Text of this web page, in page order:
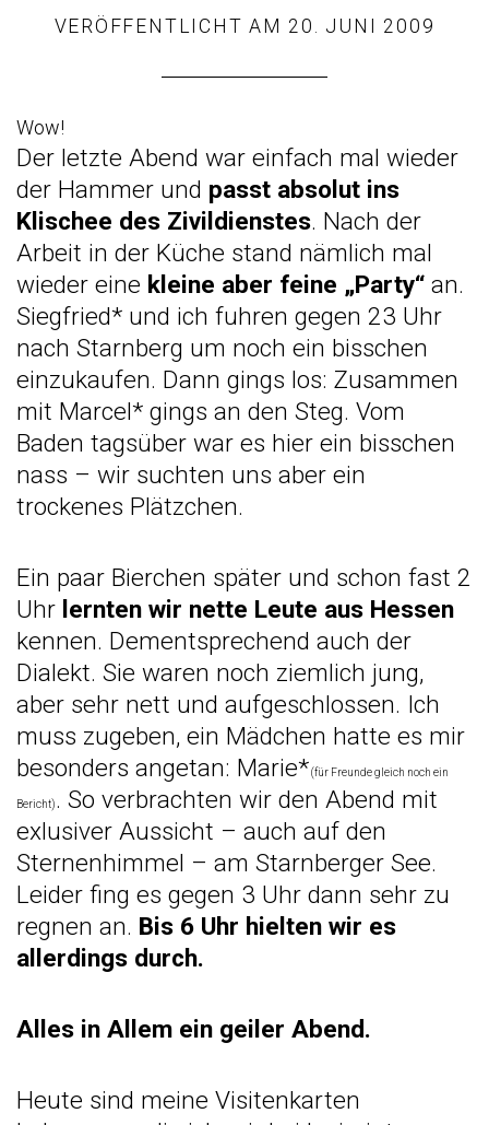
VERÖFFENTLICHT AM 20. JUNI 2009
Wow!
Der letzte Abend war einfach mal wieder
der Hammer und passt absolut ins
Klischee des Zivildienstes. Nach der
Arbeit in der Küche stand nämlich mal
wieder eine kleine aber feine „Party“ an.
Siegfried* und ich fuhren gegen 23 Uhr
nach Starnberg um noch ein bisschen
einzukaufen. Dann gings los: Zusammen
mit Marcel* gings an den Steg. Vom
Baden tagsüber war es hier ein bisschen
nass – wir suchten uns aber ein
trockenes Plätzchen.
Ein paar Bierchen später und schon fast 2
Uhr lernten wir nette Leute aus Hessen
kennen. Dementsprechend auch der
Dialekt. Sie waren noch ziemlich jung,
aber sehr nett und aufgeschlossen. Ich
muss zugeben, ein Mädchen hatte es mir
besonders angetan: Marie*(für Freunde gleich noch ein
Bericht). So verbrachten wir den Abend mit
exlusiver Aussicht – auch auf den
Sternenhimmel – am Starnberger See.
Leider fing es gegen 3 Uhr dann sehr zu
regnen an. Bis 6 Uhr hielten wir es
allerdings durch.
Alles in Allem ein geiler Abend.
Heute sind meine Visitenkarten